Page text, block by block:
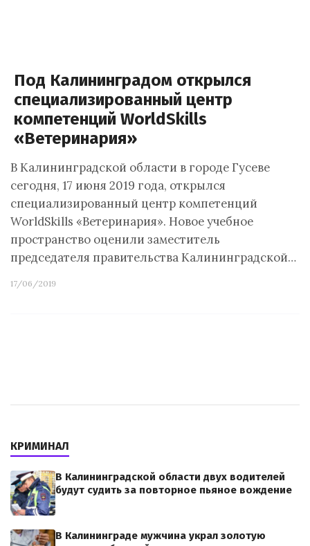
Под Калининградом открылся
специализированный центр
компетенций WorldSkills
«Ветеринария»
В Калининградской области в городе Гусеве
сегодня, 17 июня 2019 года, открылся
специализированный центр компетенций
WorldSkills «Ветеринария». Новое учебное
пространство оценили заместитель
председателя правительства Калининградской…
17/06/2019
КРИМИНАЛ
В Калининградской области двух водителей
будут судить за повторное пьяное вождение
В Калининграде мужчина украл золотую